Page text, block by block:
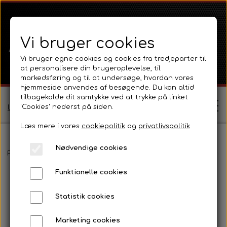
Log ind / Opret profil
Kontakt
Forside Massey Ferguson
Vi bruger cookies
Vi bruger egne cookies og cookies fra tredjeparter til
at personalisere din brugeroplevelse, til
markedsføring og til at undersøge, hvordan vores
hjemmeside anvendes af besøgende. Du kan altid
tilbagekalde dit samtykke ved at trykke på linket
'Cookies' nederst på siden.
Læs mere i vores cookiepolitikog privatlivspolitik
Nødvendige cookies
Funktionelle cookies
Statistik cookies
Marketing cookies